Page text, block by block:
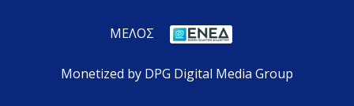
ΜΕΛΟΣ
Monetized by DPG Digital Media Group